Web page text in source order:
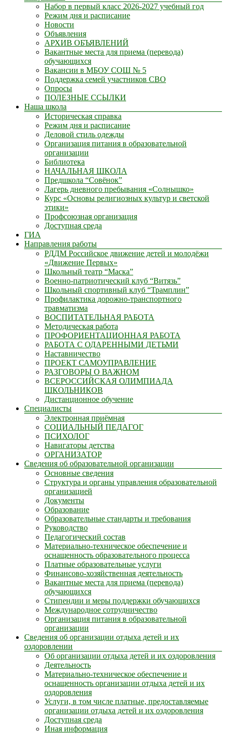
Набор в первый класс 2026-2027 учебный год
Режим дня и расписание
Новости
Объявления
АРХИВ ОБЪЯВЛЕНИЙ
Вакантные места для приема (перевода)
обучающихся
Вакансии в МБОУ СОШ № 5
Поддержка семей участников СВО
Опросы
ПОЛЕЗНЫЕ ССЫЛКИ
Наша школа
Историческая справка
Режим дня и расписание
Деловой стиль одежды
Организация питания в образовательной
организации
Библиотека
НАЧАЛЬНАЯ ШКОЛА
Предшкола “Совёнок”
Лагерь дневного пребывания «Солнышко»
Курс «Основы религиозных культур и светской
этики»
Профсоюзная организация
Доступная среда
ГИА
Направления работы
РДДМ Российское движение детей и молодёжи
«Движение Первых»
Школьный театр “Маска”
Военно-патриотический клуб “Витязь”
Школьный спортивный клуб “Трамплин”
Профилактика дорожно-транспортного
травматизма
ВОСПИТАТЕЛЬНАЯ РАБОТА
Методическая работа
ПРОФОРИЕНТАЦИОННАЯ РАБОТА
РАБОТА С ОДАРЕННЫМИ ДЕТЬМИ
Наставничество
ПРОЕКТ САМОУПРАВЛЕНИЕ
РАЗГОВОРЫ О ВАЖНОМ
ВСЕРОССИЙСКАЯ ОЛИМПИАДА
ШКОЛЬНИКОВ
Дистанционное обучение
Специалисты
Электронная приёмная
СОЦИАЛЬНЫЙ ПЕДАГОГ
ПСИХОЛОГ
Навигаторы детства
ОРГАНИЗАТОР
Сведения об образовательной организации
Основные сведения
Структура и органы управления образовательной
организацией
Документы
Образование
Образовательные стандарты и требования
Руководство
Педагогический состав
Материально-техническое обеспечение и
оснащенность образовательного процесса
Платные образовательные услуги
Финансово-хозяйственная деятельность
Вакантные места для приема (перевода)
обучающихся
Стипендии и меры поддержки обучающихся
Международное сотрудничество
Организация питания в образовательной
организации
Сведения об организации отдыха детей и их
оздоровлении
Об организации отдыха детей и их оздоровления
Деятельность
Материально-техническое обеспечение и
оснащенность организации отдыха детей и их
оздоровления
Услуги, в том числе платные, предоставляемые
организации отдыха детей и их оздоровления
Доступная среда
Иная информация